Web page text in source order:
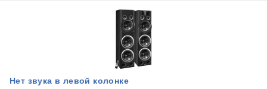
Нет звука в левой колонке